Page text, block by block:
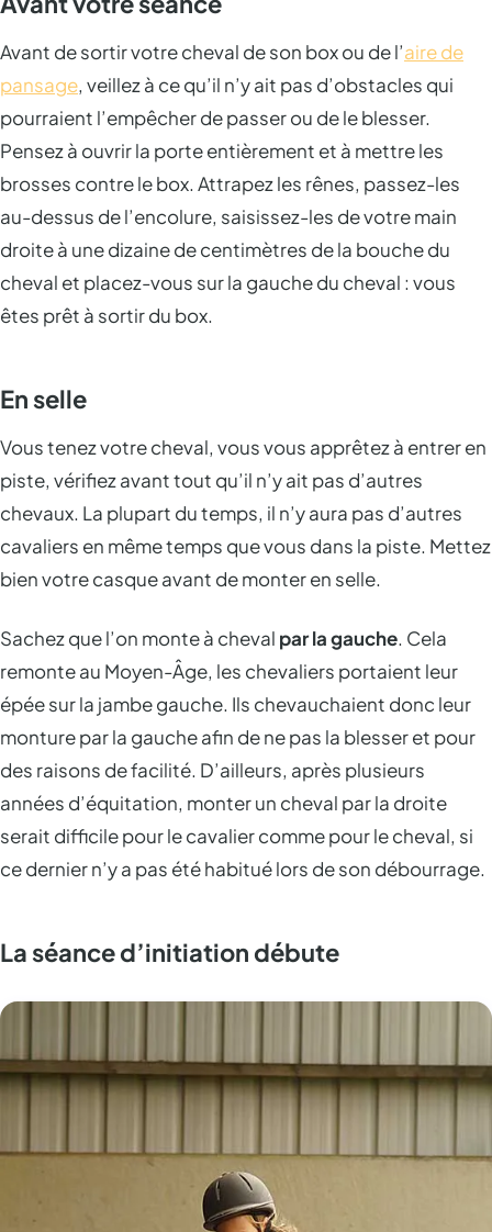
Avant de sortir votre cheval de son box ou de l’aire de
pansage, veillez à ce qu’il n’y ait pas d’obstacles qui
pourraient l’empêcher de passer ou de le blesser.
Pensez à ouvrir la porte entièrement et à mettre les
brosses contre le box. Attrapez les rênes, passez-les
au-dessus de l’encolure, saisissez-les de votre main
droite à une dizaine de centimètres de la bouche du
cheval et placez-vous sur la gauche du cheval : vous
êtes prêt à sortir du box.
En selle
Vous tenez votre cheval, vous vous apprêtez à entrer en
piste, vérifiez avant tout qu’il n’y ait pas d’autres
chevaux. La plupart du temps, il n’y aura pas d’autres
cavaliers en même temps que vous dans la piste. Mettez
bien votre casque avant de monter en selle.
Sachez que l’on monte à cheval par la gauche. Cela
remonte au Moyen-Âge, les chevaliers portaient leur
épée sur la jambe gauche. Ils chevauchaient donc leur
monture par la gauche afin de ne pas la blesser et pour
des raisons de facilité. D’ailleurs, après plusieurs
années d’équitation, monter un cheval par la droite
serait difficile pour le cavalier comme pour le cheval, si
ce dernier n’y a pas été habitué lors de son débourrage.
La séance d’initiation débute